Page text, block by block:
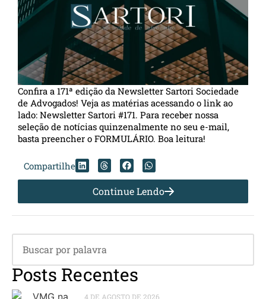
Confira a 171ª edição da Newsletter Sartori Sociedade
de Advogados! Veja as matérias acessando o link ao
lado: Newsletter Sartori #171. Para receber nossa
seleção de notícias quinzenalmente no seu e-mail,
basta preencher o FORMULÁRIO. Boa leitura!
Compartilhe
Continue Lendo
Posts Recentes
4 DE AGOSTO DE 2026